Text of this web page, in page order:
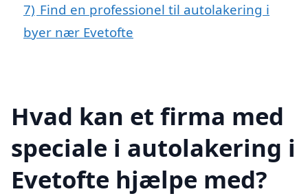
7) Find en professionel til autolakering i
byer nær Evetofte
Hvad kan et firma med
speciale i autolakering i
Evetofte hjælpe med?